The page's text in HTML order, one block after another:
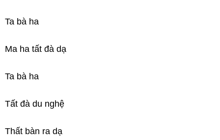
Ta bà ha
Ma ha tất đà dạ
Ta bà ha
Tất đà du nghệ
Thất bàn ra dạ